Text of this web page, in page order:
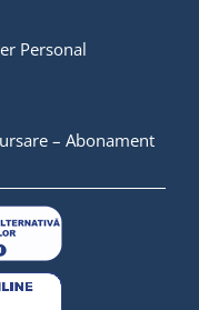
Personal
– Abonament